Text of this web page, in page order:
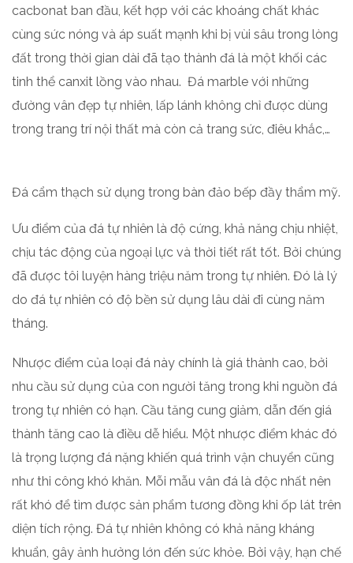
cacbonat ban đầu, kết hợp với các khoáng chất khác
cùng sức nóng và áp suất mạnh khi bị vùi sâu trong lòng
đất trong thời gian dài đã tạo thành đá là một khối các
tinh thể canxit lồng vào nhau. Đá marble với những
đường vân đẹp tự nhiên, lấp lánh không chỉ được dùng
trong trang trí nội thất mà còn cả trang sức, điêu khắc,…
Đá cẩm thạch sử dụng trong bàn đảo bếp đầy thẩm mỹ.
Ưu điểm của đá tự nhiên là độ cứng, khả năng chịu nhiệt,
chịu tác động của ngoại lực và thời tiết rất tốt. Bởi chúng
đã được tôi luyện hàng triệu năm trong tự nhiên. Đó là lý
do đá tự nhiên có độ bền sử dụng lâu dài đi cùng năm
tháng.
Nhược điểm của loại đá này chính là giá thành cao, bởi
nhu cầu sử dụng của con người tăng trong khi nguồn đá
trong tự nhiên có hạn. Cầu tăng cung giảm, dẫn đến giá
thành tăng cao là điều dễ hiểu. Một nhược điểm khác đó
là trọng lượng đá nặng khiến quá trình vận chuyển cũng
như thi công khó khăn. Mỗi mẫu vân đá là độc nhất nên
rất khó để tìm được sản phẩm tương đồng khi ốp lát trên
diện tích rộng. Đá tự nhiên không có khả năng kháng
khuẩn, gây ảnh hưởng lớn đến sức khỏe. Bởi vậy, hạn chế